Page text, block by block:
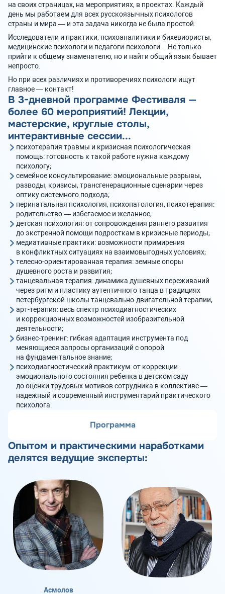
на своих страницах, на мероприятиях, в проектах. Каждый
день мы работаем для всех русскоязычных психологов
страны и мира — и эта задача никогда не была простой.
Исследователи и практики, психоаналитики и бихевиористы,
медицинские психологи и педагоги-психологи... Не только
прийти к общему знаменателю, но и найти общий язык бывает
непросто.
Но при всех различиях и противоречиях психологи ищут
главное — контакт!
В 3-дневной программе Фестиваля —
более 60 мероприятий! Лекции,
мастерские, круглые столы,
интерактивные сессии...
психотерапия травмы и кризисная психологическая
помощь: готовность к такой работе нужна каждому
психологу;
семейное консультирование: эмоциональные разрывы,
разводы, кризисы, трансгенерационные сценарии через
оптику системного подхода;
перинатальная психология, психопатология, психотерапия:
родительство — избегаемое и желанное;
детская психология: от сопровождения раннего развития
до экстренной помощи подросткам в кризисные периоды;
медиативные практики: возможности примирения
в конфликтных ситуациях на взаимовыгодных условиях;
телесно-ориентированная терапия: земные опоры
душевного роста и развития;
танцевальная терапия: динамика душевных переживаний
через ритм и пластику аутентичного танца в традициях
петербургской школы танцевально-двигательной терапии;
арт-терапия: весь спектр психодиагностических
и коррекционных возможностей изобразительной
деятельности;
бизнес-тренинг: гибкая адаптация инструмента под
меняющиеся запросы организаций с опорой
на фундаментальное знание;
психодиагностический практикум: от коррекции
эмоционального состояния ребенка в детском саду
до оценки трудовых мотивов сотрудника в коллективе —
надежный и современный инструментарий практического
психолога.
Программа
Опытом и практическими наработками
делятся ведущие эксперты:
Асмолов